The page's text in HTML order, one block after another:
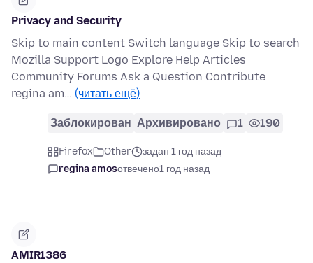
Privacy and Security
Skip to main content Switch language Skip to search
Mozilla Support Logo Explore Help Articles
Community Forums Ask a Question Contribute
regina am… (читать ещё)
Заблокирован Архивировано 1 190
Firefox Other
задан 1 год назад
regina amosотвечено1 год назад
AMIR1386